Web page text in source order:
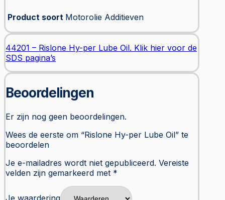
Product soort Motorolie Additieven
44201 – Rislone Hy-per Lube Oil. Klik hier voor de
SDS pagina’s
Beoordelingen
Er zijn nog geen beoordelingen.
Wees de eerste om “Rislone Hy-per Lube Oil” te
beoordelen
Je e-mailadres wordt niet gepubliceerd. Vereiste
velden zijn gemarkeerd met *
Je waardering